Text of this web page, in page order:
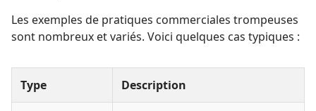
Les exemples de pratiques commerciales trompeuses
sont nombreux et variés. Voici quelques cas typiques :
Type Description